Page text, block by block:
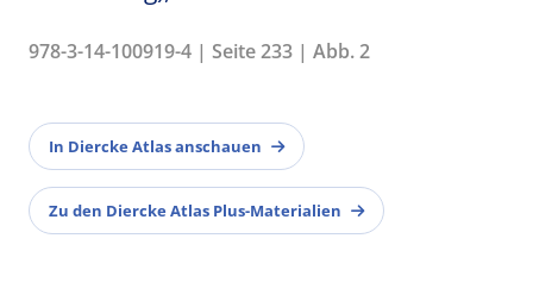
978-3-14-100919-4 | Seite 233 | Abb. 2
In Diercke Atlas anschauen
Zu den Diercke Atlas Plus-Materialien